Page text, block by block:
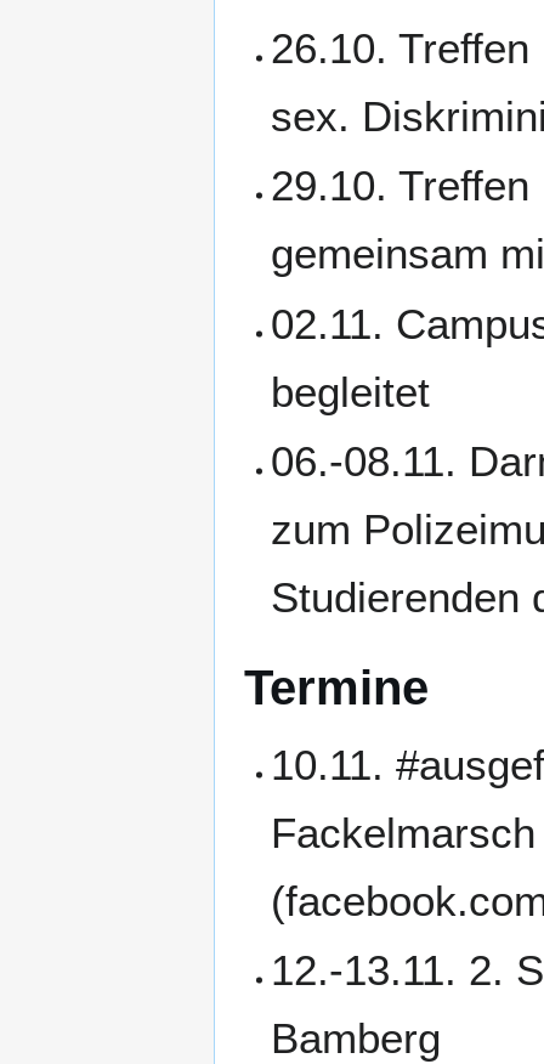
26.10.
sex.
29.10.
gemeinsam
02.11.
begleitet
06.-08.11.
zum
Studierenden
Termine
10.11.
Fackelmarsch
12.-13.11. 2.
Bamberg